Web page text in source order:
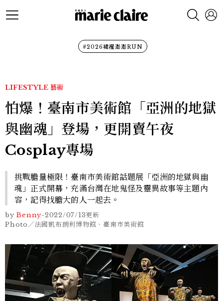
#2026裙襬澎澎RUN
LIFESTYLE 藝術
怕爆！臺南市美術館「亞洲的地獄
與幽魂」登場，更開賣午夜
Cosplay專場
挑戰膽量極限！臺南市美術館話題展「亞洲的地獄與幽
魂」正式開幕，充滿台灣在地鬼怪及靈異故事等主題內
容，記得找膽大的人一起去。
by Benny-2022/07/13更新
Photo／法國凱布朗利博物館、臺南市美術館